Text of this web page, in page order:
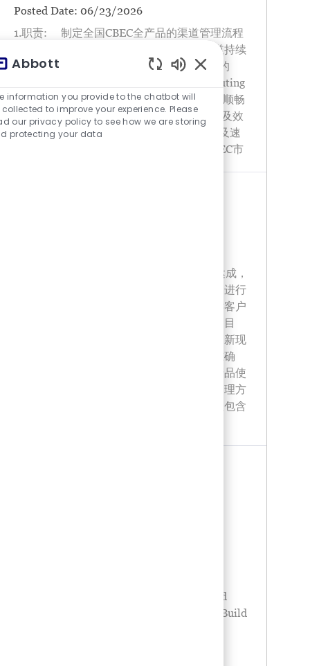
Posted Date:06/23/2026
1.职责: 制定全国CBEC全产品的渠道管理流程
建立和优化 CBEC 产品的高效全国商务渠道持续
优化CBEC产品的价值链管理建立顺畅高效的
DGB, 经销协议，价格，Ship to ,结算等Routing
Process卓越协同经销商和SC 等内外部伙伴顺畅
CBEC 海关备案，进口，报关等流程提升可及效
率， 降低渠道成本， 增加渠道透明度，可及速
度， 可及满意度协助全国商务总监分析CBEC市
MAIN RESPONSIBILITIES绩效达成指标达成，
完成装机等各类指标。定期盘点客户库存，进行
业绩合理预估，并跟踪订单完成情况。关键客户
管理明确区域内重点客户以及重点客户销售目
标，含现有客户和目标客户。收集并及时更新现
有客户及目标客户的数据，保持完整性和准确
性，包括但不限于客户关键决策人信息、产品使
用情况的趋势和潜在需求、在学术和医院管理方
面的潜在需求和变化等。现有重点客户管理包含
achieve sales target in terms of volume and
revenue in drugstore Open Trade ChannelBuild
Abbott
Sonidos de chatbot
information you provide to the chatbot will
collected to improve your experience. Please
our privacy policy to see how we are storing
protecting your data